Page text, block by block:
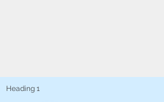
Heading 1